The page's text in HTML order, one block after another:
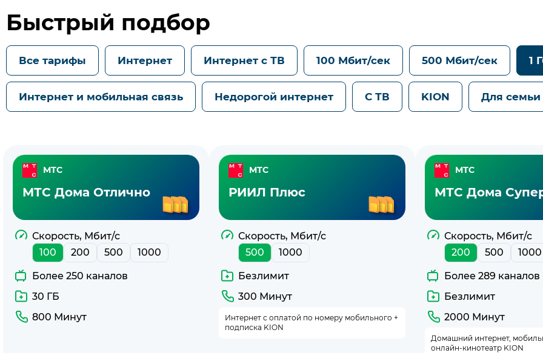
Быстрый подбор
Все тарифы Интернет Интернет с ТВ 100 Мбит/сек 500 Мбит/сек 1
Интернет и мобильная связь Недорогой интернет С ТВ KION Для семьи
Тарифы
интернетом
Гбит/
с
МТС
МТС
МТС Дома Отлично
Скорость, Мбит/с
100
200 500 1000
Более 250 каналов
30 ГБ
800 Минут
МТС
РИИЛ Плюс
Скорость, Мбит/с
500
1000
Безлимит
300 Минут
Интернет с оплатой по номеру мобильного +
подписка KION
МТС
МТС Дома
Скорость, Мбит/с
200
500 1000
Более 289 каналов
Безлимит
2000 Минут
Домашний интернет,
онлайн-кинотеатр KION